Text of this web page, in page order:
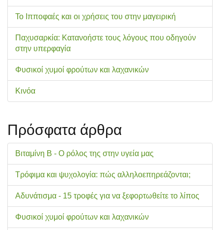
Το Ιπποφαές και οι χρήσεις του στην μαγειρική
Παχυσαρκία: Κατανοήστε τους λόγους που οδηγούν
στην υπερφαγία
Φυσικοί χυμοί φρούτων και λαχανικών
Κινόα
Πρόσφατα άρθρα
Βιταμίνη Β - Ο ρόλος της στην υγεία μας
Τρόφιμα και ψυχολογία: πώς αλληλοεπηρεάζονται;
Αδυνάτισμα - 15 τροφές για να ξεφορτωθείτε το λίπος
Φυσικοί χυμοί φρούτων και λαχανικών